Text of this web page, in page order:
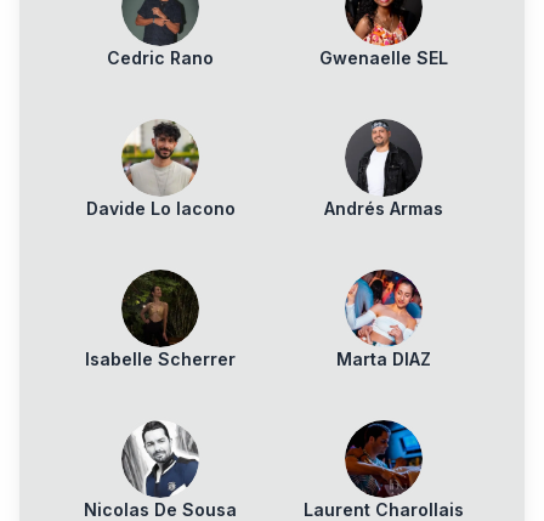
Cedric Rano Gwenaelle SEL
Davide Lo Iacono Andrés Armas
Isabelle Scherrer Marta DIAZ
Nicolas De Sousa Laurent Charollais